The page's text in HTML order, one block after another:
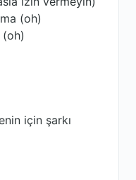
(oh)
için şarkı